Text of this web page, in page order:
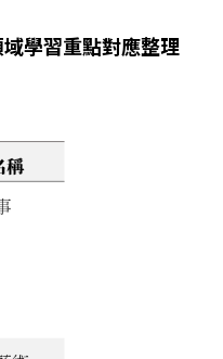
學習重點對應整理